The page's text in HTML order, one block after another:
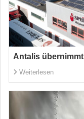
Antalis
Weiterlesen